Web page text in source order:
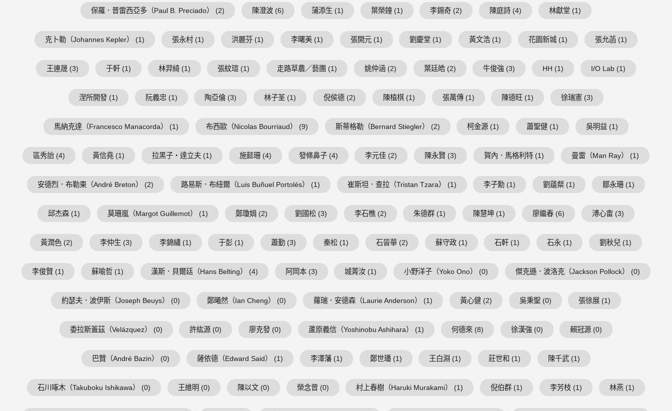
保羅．普雷西亞多（Paul B. Preciado） (2) 陳澄波 (6) 蒲添生 (1) 葉榮鐘 (1) 李錫奇 (2) 陳庭詩 (4) 林獻堂 (1)
克卜勒（Johannes Kepler） (1) 張永村 (1) 洪麗芬 (1) 李曙美 (1) 張開元 (1) 劉慶堂 (1) 黃文浩 (1) 花園新城 (1) 張允菡 (1)
王連晟 (3) 于軒 (1) 林羿綺 (1) 張紋瑄 (1) 走路草農／藝團 (1) 姚仲涵 (2) 葉廷皓 (2) 牛俊強 (3) HH (1) I/O Lab (1)
涅所開發 (1) 阮義忠 (1) 陶亞倫 (3) 林子荃 (1) 倪侯德 (2) 陳植棋 (1) 張萬傳 (1) 陳德旺 (1) 徐瑞憲 (3)
馬納克達（Francesco Manacorda） (1) 布西歐（Nicolas Bourriaud） (9) 斯蒂格勒（Bernard Stiegler） (2) 柯金源 (1) 蕭聖健 (1) 吳明益 (1)
區秀詒 (4) 黃信堯 (1) 拉黑子・達立夫 (1) 施懿珊 (4) 發條鼻子 (4) 李元佳 (2) 陳永賢 (3) 賀內．馬格利特 (1) 曼雷（Man Ray） (1)
安德烈．布勒東（André Breton） (2) 路易斯．布紐爾（Luis Buñuel Portolés） (1) 崔斯坦．查拉（Tristan Tzara） (1) 李子勳 (1) 劉薳粲 (1) 鄒永珊 (1)
邱杰森 (1) 莫珊嵐（Margot Guillemot） (1) 鄭瓊娟 (2) 劉國松 (3) 李石樵 (2) 朱德群 (1) 陳慧坤 (1) 廖繼春 (6) 溥心畬 (3)
黃潤色 (2) 李仲生 (3) 李錦繡 (1) 于彭 (1) 蕭勤 (3) 秦松 (1) 石晉華 (2) 蘇守政 (1) 石軒 (1) 石永 (1) 劉秋兒 (1)
李俊賢 (1) 蘇喻哲 (1) 漢斯．貝爾廷（Hans Belting） (4) 阿岡本 (3) 城菁汝 (1) 小野洋子（Yoko Ono） (0) 傑克遜．波洛克（Jackson Pollock） (0)
約瑟夫．波伊斯（Joseph Beuys） (0) 鄭曦然（Ian Cheng） (0) 蘿瑞．安德森（Laurie Anderson） (1) 黃心健 (2) 吳秉聖 (0) 張徐展 (1)
委拉斯蓋茲（Velázquez） (0) 許紘源 (0) 廖克發 (0) 蘆原義信（Yoshinobu Ashihara） (1) 何德來 (8) 徐漢強 (0) 賴冠源 (0)
巴贊（André Bazin） (0) 薩依德（Edward Said） (1) 李澤藩 (1) 鄭世璠 (1) 王白淵 (1) 莊世和 (1) 陳千武 (1)
石川啄木（Takuboku Ishikawa） (0) 王維明 (0) 陳以文 (0) 榮念曾 (0) 村上春樹（Haruki Murakami） (1) 倪伯群 (1) 李芳枝 (1) 林燕 (1)